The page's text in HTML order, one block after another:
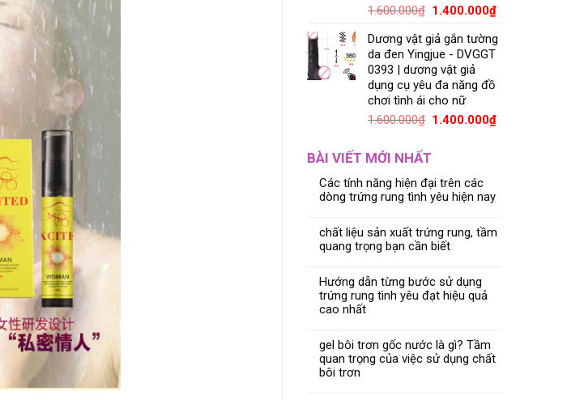
1.600.000₫ 1.400.000₫
Dương vật giả gắn tường
da đen Yingjue - DVGGT
0393 | dương vật giả
dụng cụ yêu đa năng đồ
chơi tình ái cho nữ
1.600.000₫ 1.400.000₫
BÀI VIẾT MỚI NHẤT
Các tính năng hiện đại trên các
dòng trứng rung tình yêu hiện nay
chất liệu sản xuất trứng rung, tầm
quang trọng bạn cần biết
Hướng dẫn từng bước sử dụng
trứng rung tình yêu đạt hiệu quả
cao nhất
gel bôi trơn gốc nước là gì? Tầm
quan trọng của việc sử dụng chất
bôi trơn